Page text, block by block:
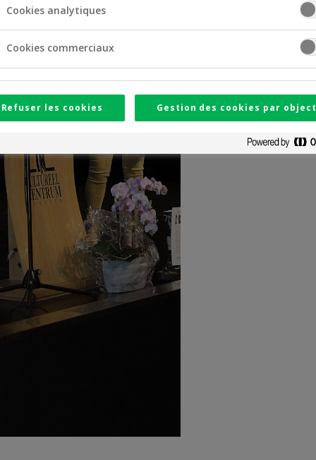
Cookies analytiques
Cookies commerciaux
Refuser les cookies Gestion des cookies par